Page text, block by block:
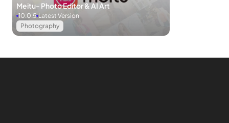
Meitu- Photo Editor & AI Art
Photography
10.0.5 Latest Version